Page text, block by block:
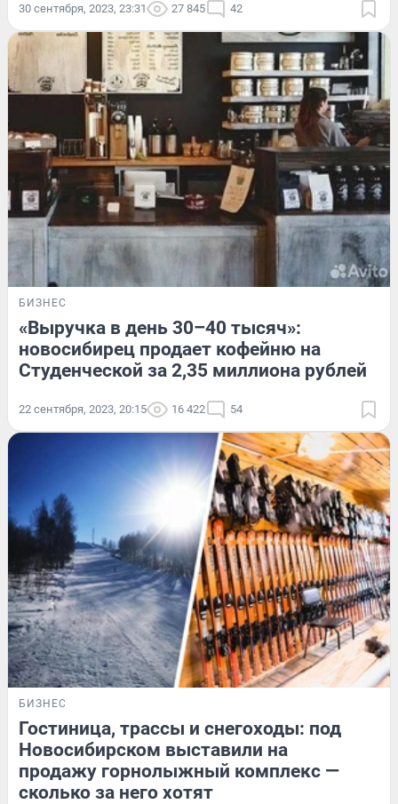
30 сентября, 2023, 23:31 27 845 42
БИЗНЕС
«Выручка в день 30–40 тысяч»:
новосибирец продает кофейню на
Студенческой за 2,35 миллиона рублей
22 сентября, 2023, 20:15 16 422 54
БИЗНЕС
Гостиница, трассы и снегоходы: под
Новосибирском выставили на
продажу горнолыжный комплекс —
сколько за него хотят